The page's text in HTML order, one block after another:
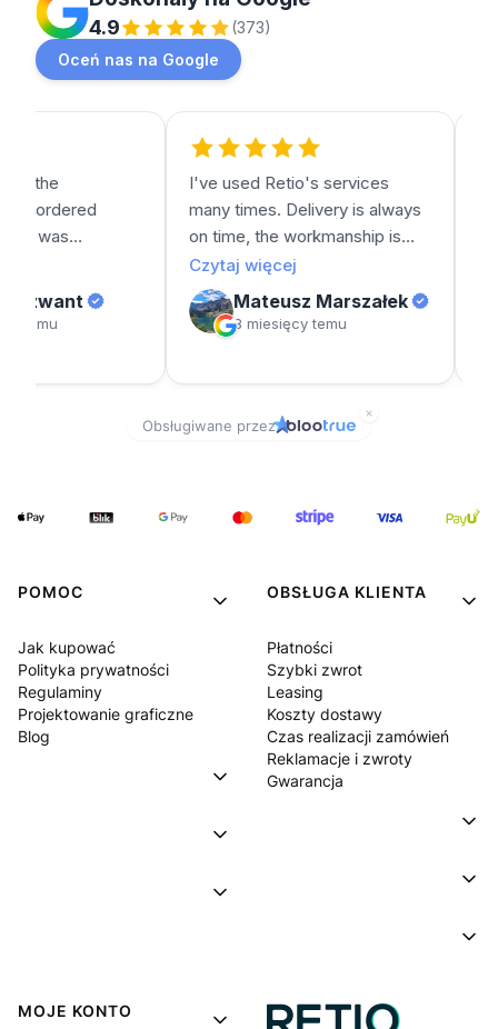
POMOC
Jak kupować
Polityka prywatności
Regulaminy
Projektowanie graficzne
Blog
OBSŁUGA KLIENTA
Płatności
Szybki zwrot
Leasing
Koszty dostawy
Czas realizacji zamówień
Reklamacje i zwroty
Gwarancja
MOJE KONTO